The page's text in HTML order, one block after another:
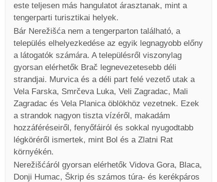
este teljesen más hangulatot árasztanak, mint a
tengerparti turisztikai helyek.
Bár Nerežišća nem a tengerparton található, a
település elhelyezkedése az egyik legnagyobb előny
a látogatók számára. A településről viszonylag
gyorsan elérhetők Brač legnevezetesebb déli
strandjai. Murvica és a déli part felé vezető utak a
Vela Farska, Smrčeva Luka, Veli Zagradac, Mali
Zagradac és Vela Planica öblökhöz vezetnek. Ezek
a strandok nagyon tiszta vízéről, makadám
hozzáféréseiről, fenyőfáiról és sokkal nyugodtabb
légköréről ismertek, mint Bol és a Zlatni Rat
környékén.
Nerežišćáról gyorsan elérhetők Vidova Gora, Blaca,
Donji Humac, Škrip és számos túra- és kerékpáros